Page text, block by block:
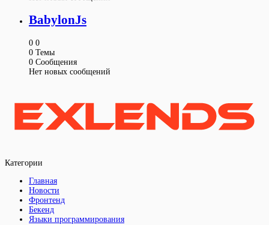
BabylonJs
0 0
0 Темы
0 Сообщения
Нет новых сообщений
Категории
Главная
Новости
Фронтенд
Бекенд
Языки программирования